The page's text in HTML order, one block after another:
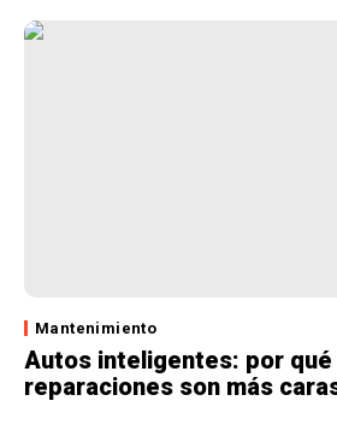
Mantenimiento
Autos inteligentes: por qué
reparaciones son más